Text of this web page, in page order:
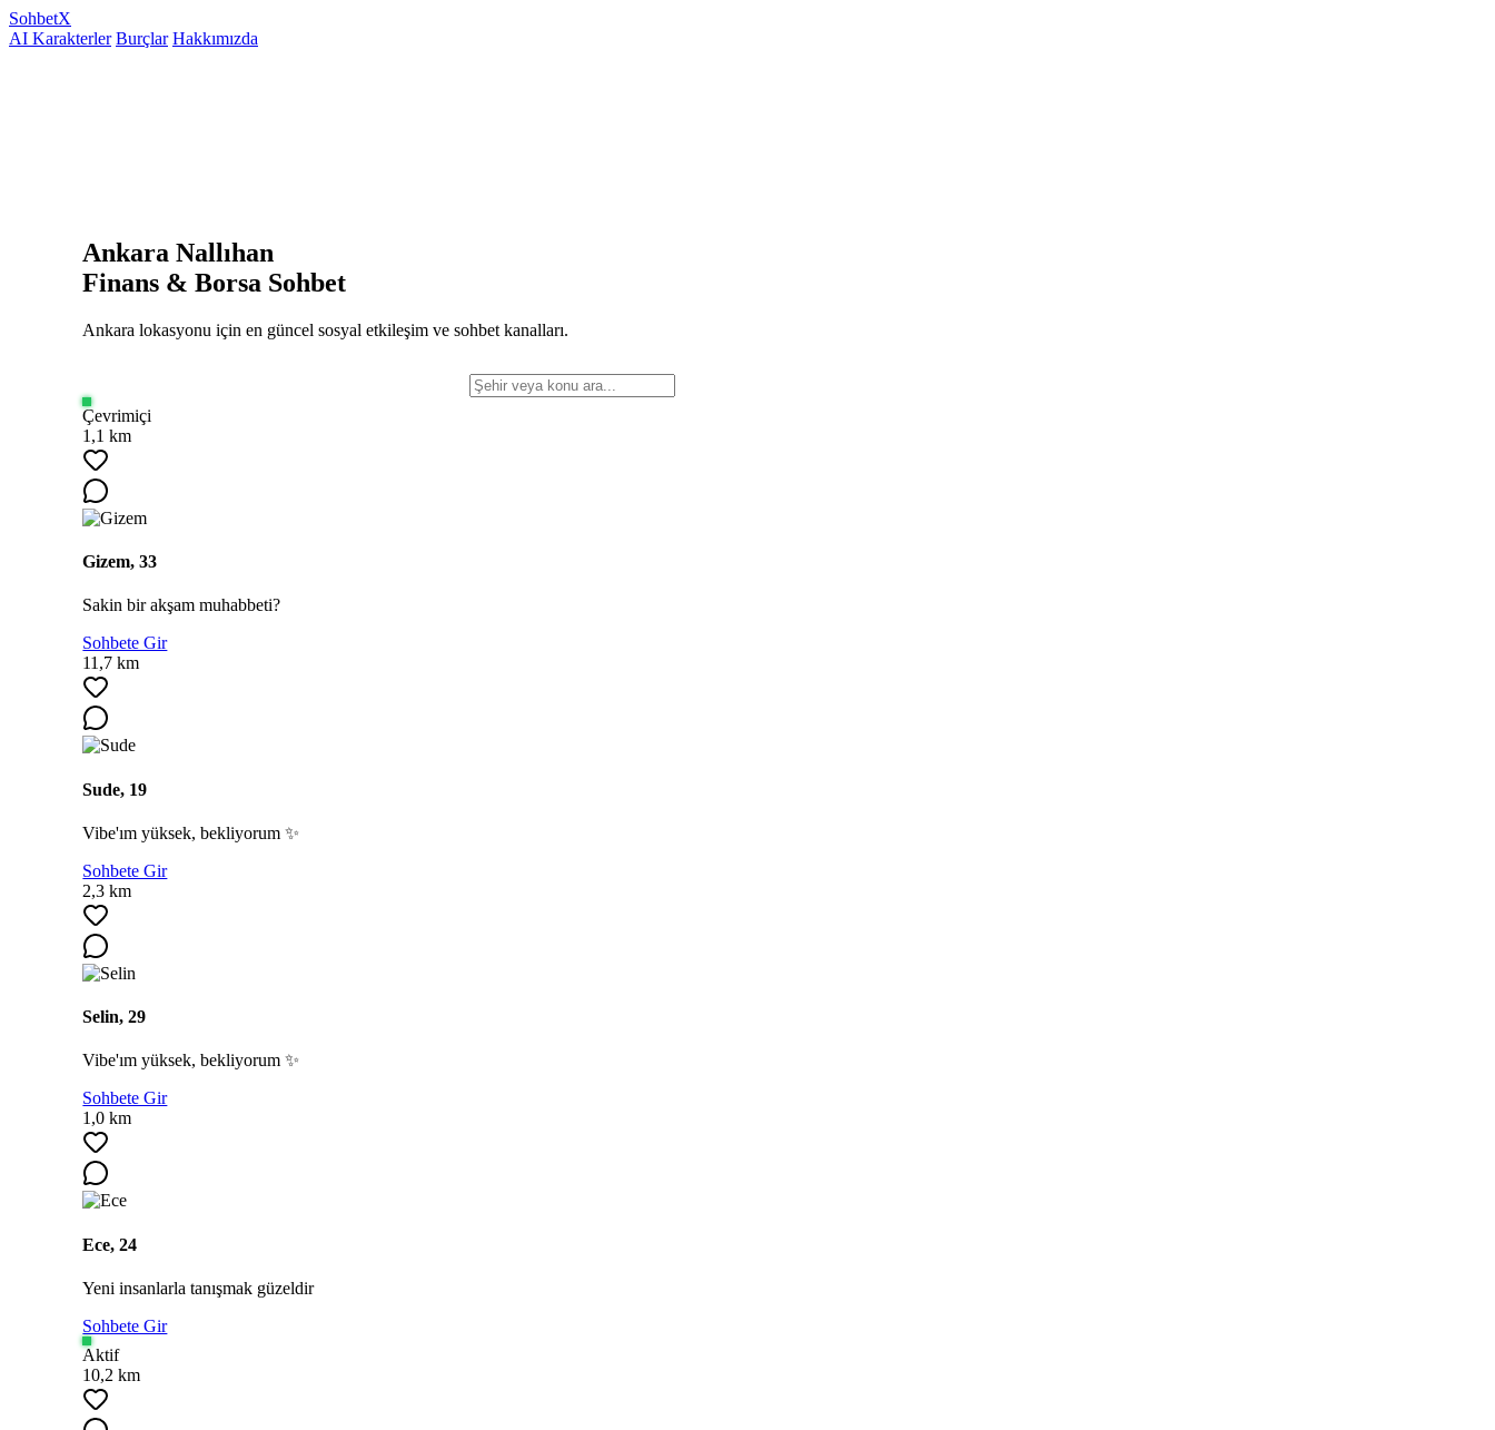
SohbetX
AI Karakterler Burçlar Hakkımızda
Ankara Nallıhan
Finans & Borsa Sohbet
Ankara lokasyonu için en güncel sosyal etkileşim ve sohbet kanalları.
Çevrimiçi
1,1 km
Gizem, 33
Sakin bir akşam muhabbeti?
Sohbete Gir
11,7 km
Sude, 19
Vibe'ım yüksek, bekliyorum ✨
Sohbete Gir
2,3 km
Selin, 29
Vibe'ım yüksek, bekliyorum ✨
Sohbete Gir
1,0 km
Ece, 24
Yeni insanlarla tanışmak güzeldir
Sohbete Gir
Aktif
10,2 km